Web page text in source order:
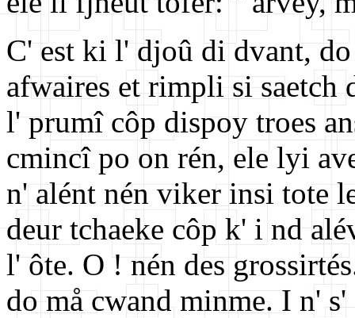
C' est ki l' djoû di dvant,
afwaires et rimpli si saetch
l' prumî côp dispoy troes
cmincî po on rén, ele lyi
n' alént nén viker insi tote
deur tchaeke côp k' i nd
l' ôte. O ! nén des
do må cwand minme. I n'